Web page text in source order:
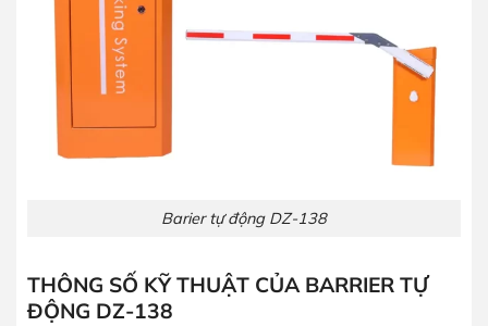
Barier tự động DZ-138
THÔNG SỐ KỸ THUẬT CỦA BARRIER TỰ
ĐỘNG DZ-138